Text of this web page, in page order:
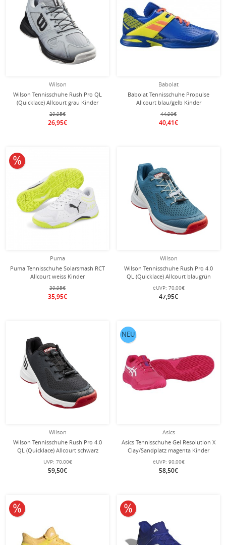
Wilson
Wilson Tennisschuhe Rush Pro QL
(Quicklace) Allcourt grau Kinder
29,95€
26,95€
Babolat
Babolat Tennisschuhe Propulse
Allcourt blau/gelb Kinder
44,90€
40,41€
Puma
Puma Tennisschuhe Solarsmash RCT
Allcourt weiss Kinder
39,95€
35,95€
10% reduziert
Wilson
Wilson Tennisschuhe Rush Pro 4.0
QL (Quicklace) Allcourt blaugrün
Kinder
eUVP: 70,00€
47,95€
Wilson
Wilson Tennisschuhe Rush Pro 4.0
QL (Quicklace) Allcourt schwarz
Kinder
UVP: 70,00€
59,50€
Asics
Asics Tennisschuhe Gel Resolution X
Clay/Sandplatz magenta Kinder
eUVP: 90,00€
58,50€
NEU
10% reduziert 10% reduziert